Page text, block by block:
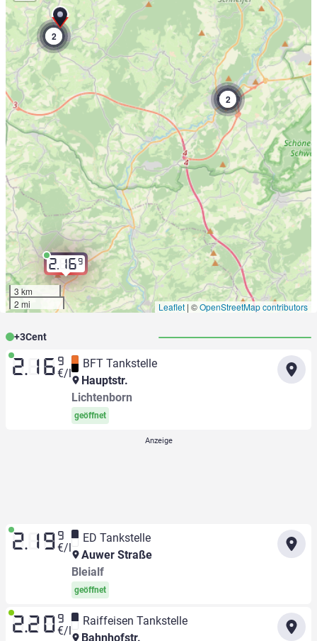
2.169
2
2
3 km
2 mi
Leaflet | ©OpenStreetMap contributors
+3Cent
2.16 9
€/l
BFT Tankstelle
Hauptstr.
Lichtenborn
geöffnet
2.19 9
€/l
ED Tankstelle
Auwer Straße
Bleialf
geöffnet
2.20 9
€/l
Raiffeisen Tankstelle
Bahnhofstr.